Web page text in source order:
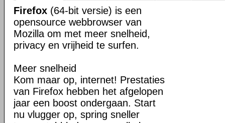
Firefox (64-bit versie) is een
opensource webbrowser van
Mozilla om met meer snelheid,
privacy en vrijheid te surfen.
Meer snelheid
Kom maar op, internet! Prestaties
van Firefox hebben het afgelopen
jaar een boost ondergaan. Start
nu vlugger op, spring sneller